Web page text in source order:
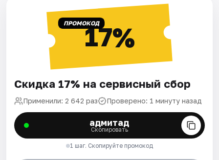
ПРОМОКОД17%
Скидка 17% на сервисный сбор
Применили: 2 642 раз Проверено: 1 минуту назад
адмитад
Скопировать
1 шаг. Скопируйте промокод